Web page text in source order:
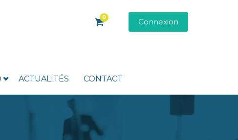
0 Connexion
ACTUALITÉS CONTACT